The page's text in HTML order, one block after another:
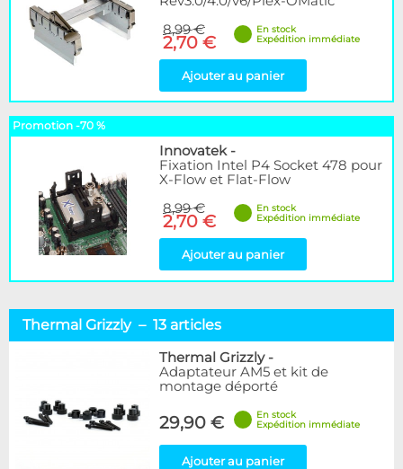
8,99 €
2,70 €
En stock
Expédition immédiate
Ajouter au panier
Promotion -70 %
Innovatek-
Fixation Intel P4 Socket 478 pour
X-Flow et Flat-Flow
8,99 €
2,70 €
En stock
Expédition immédiate
Ajouter au panier
Thermal Grizzly – 13 articles
Thermal Grizzly-
Adaptateur AM5 et kit de
montage déporté
29,90 €
En stock
Expédition immédiate
Ajouter au panier